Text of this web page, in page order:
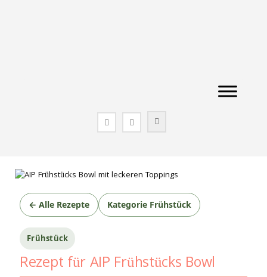
← Alle Rezepte Kategorie Frühstück
Frühstück
Rezept für AIP Frühstücks Bowl